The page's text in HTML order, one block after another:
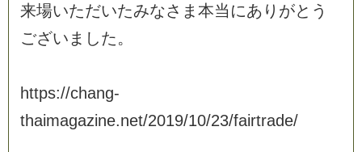
来場いただいたみなさ ま 本当 にあ り がと う
ござい ま した。
https://chang-
thaimagazine.net/2019/10/23/fairtrade/